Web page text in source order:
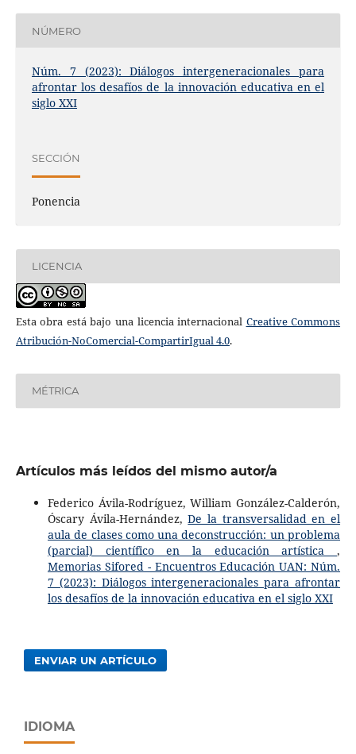
NÚMERO
Núm. 7 (2023): Diálogos intergeneracionales para
afrontar los desafíos de la innovación educativa en el
siglo XXI
SECCIÓN
Ponencia
LICENCIA
Esta obra está bajo una licencia internacional Creative Commons
Atribución-NoComercial-CompartirIgual 4.0.
MÉTRICA
Artículos más leídos del mismo autor/a
Federico Ávila-Rodríguez, William González-Calderón,
Óscary Ávila-Hernández,De la transversalidad en el
aula de clases como una deconstrucción: un problema
(parcial) científico en la educación artística,
Memorias Sifored - Encuentros Educación UAN: Núm.
7 (2023): Diálogos intergeneracionales para afrontar
los desafíos de la innovación educativa en el siglo XXI
ENVIAR UN ARTÍCULO
IDIOMA